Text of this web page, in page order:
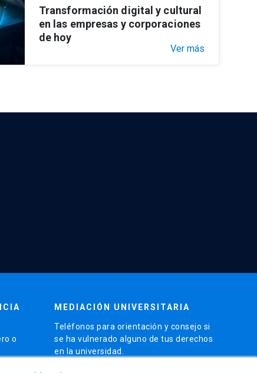
Transformación digital y cultural
en las empresas y corporaciones
de hoy
Ver más
o
MEDIACIÓN UNIVERSITARIA
Teléfonos para orientación y consejo si
se ha vulnerado alguno de tus derechos
en la universidad.